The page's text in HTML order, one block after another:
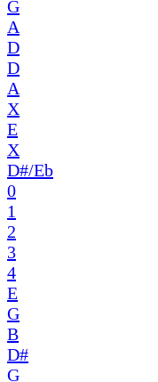
G
A
D
D
A
X
E
X
D#/Eb
0
1
2
3
4
E
G
B
D#
G